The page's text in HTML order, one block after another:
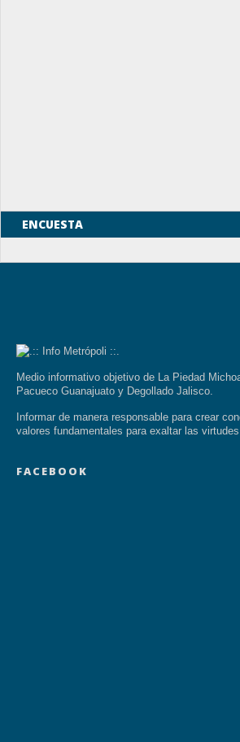
ENCUESTA
Medio informativo objetivo de La Piedad
Pacueco Guanajuato y Degollado Jalisco.
Informar de manera responsable para crear
valores fundamentales para exaltar las
FACEBOOK